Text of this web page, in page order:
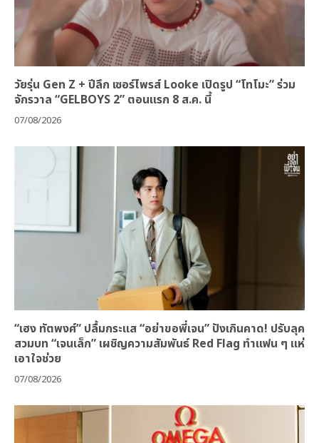
วัยรุ่น Gen Z + ปีลึก เซอร์ไพรส์ Looke เปิดรูป “โทโมะ” ร่วม
จักรวาล “GELBOYS 2” ตอนแรก 8 ส.ค. นี้
07/08/2026
“เฮง ทัตพงศ์” ปลื้มกระแส “อย่าขอพี่เจน” ปังเกินคาด! ปรับลุค
สวมบท “เจนเล็ก” เผชิญความสัมพันธ์ Red Flag ทำแฟน ๆ แห่
เอาใจช่วย
07/08/2026